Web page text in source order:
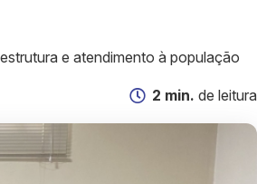
e atendimento à população
2 min. de leitura